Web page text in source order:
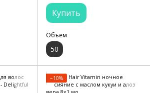
Купить
Объем
50
−10%